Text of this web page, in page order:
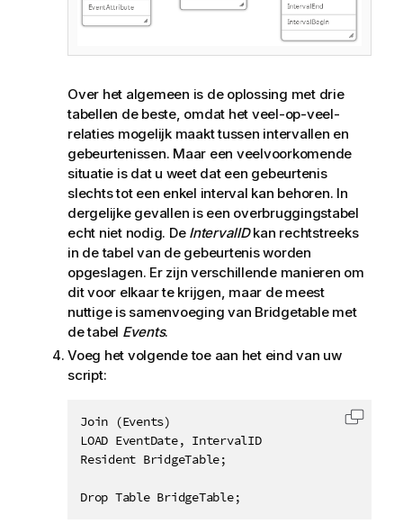
Over het algemeen is de oplossing met drie
tabellen de beste, omdat het veel-op-veel-
relaties mogelijk maakt tussen intervallen en
gebeurtenissen. Maar een veelvoorkomende
situatie is dat u weet dat een gebeurtenis
slechts tot een enkel interval kan behoren. In
dergelijke gevallen is een overbruggingstabel
echt niet nodig. De IntervalIDkan rechtstreeks
in de tabel van de gebeurtenis worden
opgeslagen. Er zijn verschillende manieren om
dit voor elkaar te krijgen, maar de meest
nuttige is samenvoeging van Bridgetablemet
de tabel Events.
Voeg het volgende toe aan het eind van uw
script:
Join (Events)
LOAD EventDate, IntervalID
Resident BridgeTable;
Drop Table BridgeTable;
Code